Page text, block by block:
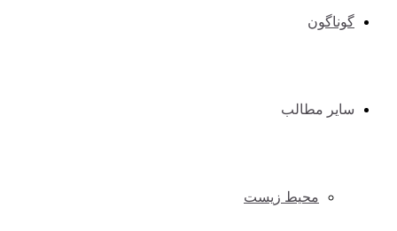
گوناگون
سایر مطالب
محیط زیست